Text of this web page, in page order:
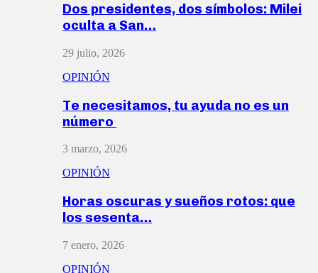
Dos presidentes, dos símbolos: Milei
oculta a San…
29 julio, 2026
OPINIÓN
Te necesitamos, tu ayuda no es un
número
3 marzo, 2026
OPINIÓN
Horas oscuras y sueños rotos: que
los sesenta…
7 enero, 2026
OPINIÓN